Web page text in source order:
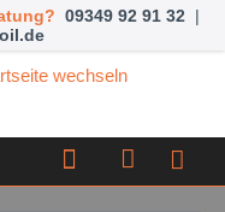
09349 92 91 32 |